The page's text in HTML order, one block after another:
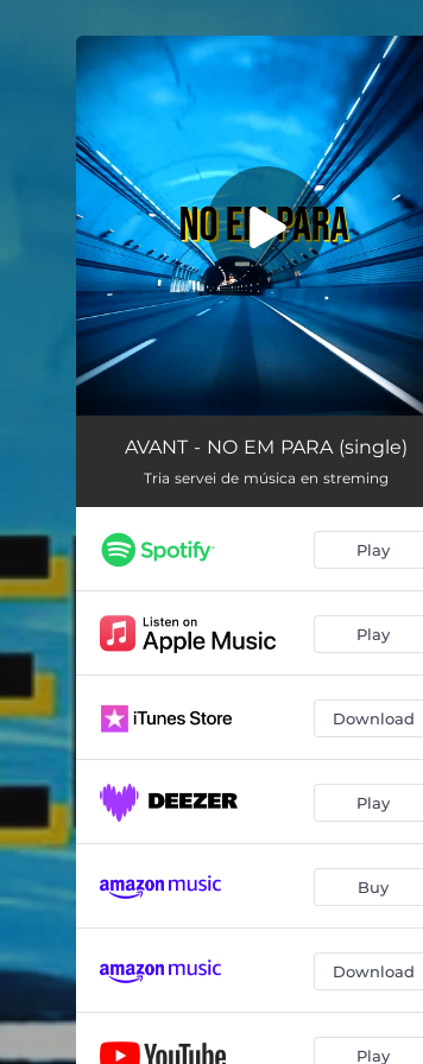
You're all set!
NO EM PARA 02:56
AVANT - NO EM PARA (single)
Tria servei de música en streming
Play
Play
Download
Play
Buy
Download
Play